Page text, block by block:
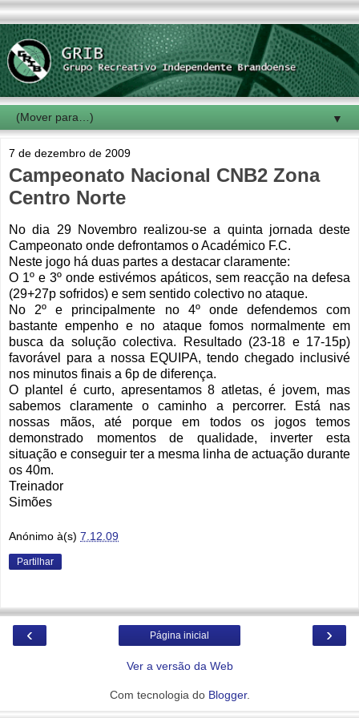
▼
7 de dezembro de 2009
Campeonato Nacional CNB2 Zona
Centro Norte
No dia 29 Novembro realizou-se a quinta jornada deste
Campeonato onde defrontamos o Académico F.C.
Neste jogo há duas partes a destacar claramente:
O 1º e 3º onde estivémos apáticos, sem reacção na defesa
(29+27p sofridos) e sem sentido colectivo no ataque.
No 2º e principalmente no 4º onde defendemos com
bastante empenho e no ataque fomos normalmente em
busca da solução colectiva. Resultado (23-18 e 17-15p)
favorável para a nossa EQUIPA, tendo chegado inclusivé
nos minutos finais a 6p de diferença.
O plantel é curto, apresentamos 8 atletas, é jovem, mas
sabemos claramente o caminho a percorrer. Está nas
nossas mãos, até porque em todos os jogos temos
demonstrado momentos de qualidade, inverter esta
situação e conseguir ter a mesma linha de actuação durante
os 40m.
Treinador
Simões
Anónimo à(s) 7.12.09
Partilhar
‹ ›
Página inicial
Ver a versão da Web
Com tecnologia do Blogger.